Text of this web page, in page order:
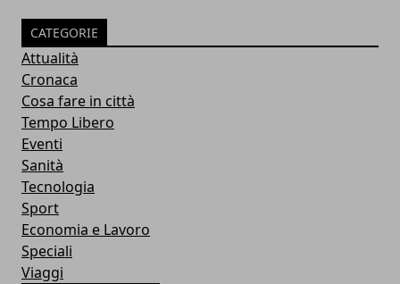
CATEGORIE
Attualità
Cronaca
Cosa fare in città
Tempo Libero
Eventi
Sanità
Tecnologia
Sport
Economia e Lavoro
Speciali
Viaggi